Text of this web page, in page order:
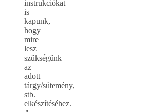
instrukciókat
is
kapunk,
hogy
mire
lesz
szükségünk
az
adott
tárgy/sütemény,
stb.
elkészítéséhez.